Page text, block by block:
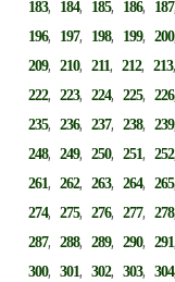
183, 184, 185, 186, 187
196, 197, 198, 199,200
209,210,211,212,213
222,223,224,225,226
235,236,237,238,239
248,249,250,251,252
261,262,263,264,265
274,275,276,277,278
287,288,289,290,291
300,301,302,303,304